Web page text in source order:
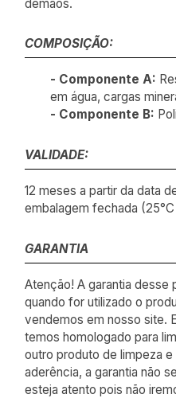
demãos.
COMPOSIÇÃO:
- Componente A:
em água, cargas
- Componente B:
VALIDADE:
12 meses a partir da data
embalagem fechada
GARANTIA
Atenção! A garantia desse
quando for utilizado o
vendemos em nosso site.
temos homologado para
outro produto de limpeza
aderência, a garantia não
esteja atento pois não